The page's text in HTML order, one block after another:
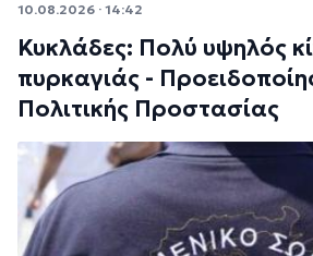
10.08.2026 · 14:42
Κυκλάδες: Πολύ υψηλός
πυρκαγιάς -
Πολιτικής Προστασίας